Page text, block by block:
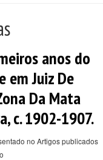
anos do
em Juiz De
Da Mata
c. 1902-1907.
no Artigos publicados